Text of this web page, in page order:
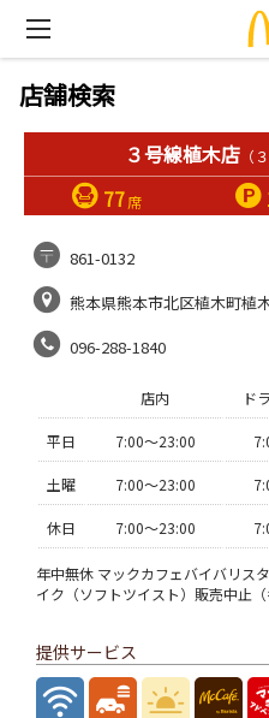
店舗検索
３号線植木店 （
77席
861-0132
熊本県熊本市北区植木町植
096-288-1840
店内 ド
平日 7:00〜23:00
土曜 7:00〜23:00
休日 7:00〜23:00
年中無休 マックカフェバイバリス
イク（ソフトツイスト）販売中止
提供サービス